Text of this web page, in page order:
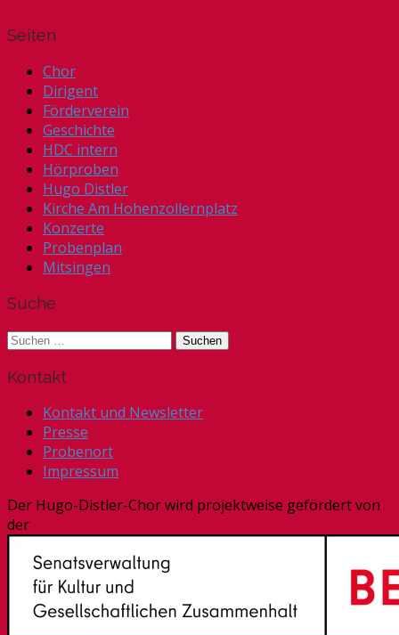
Seiten
Chor
Dirigent
Förderverein
Geschichte
HDC intern
Hörproben
Hugo Distler
Kirche Am Hohenzollernplatz
Konzerte
Probenplan
Mitsingen
Suche
Suchen
Kontakt
Kontakt und Newsletter
Presse
Probenort
Impressum
Der Hugo-Distler-Chor wird projektweise gefördert von
der